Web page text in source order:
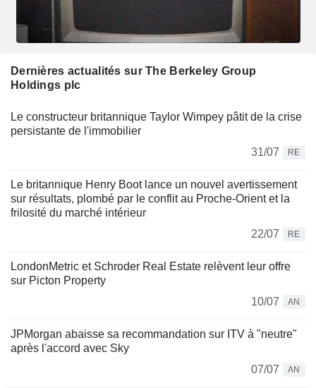
Dernières actualités sur The Berkeley Group
Holdings plc
Le constructeur britannique Taylor Wimpey pâtit de la crise
persistante de l'immobilier
31/07
RE
Le britannique Henry Boot lance un nouvel avertissement
sur résultats, plombé par le conflit au Proche-Orient et la
frilosité du marché intérieur
22/07
RE
LondonMetric et Schroder Real Estate relèvent leur offre
sur Picton Property
10/07
AN
JPMorgan abaisse sa recommandation sur ITV à "neutre"
après l'accord avec Sky
07/07
AN